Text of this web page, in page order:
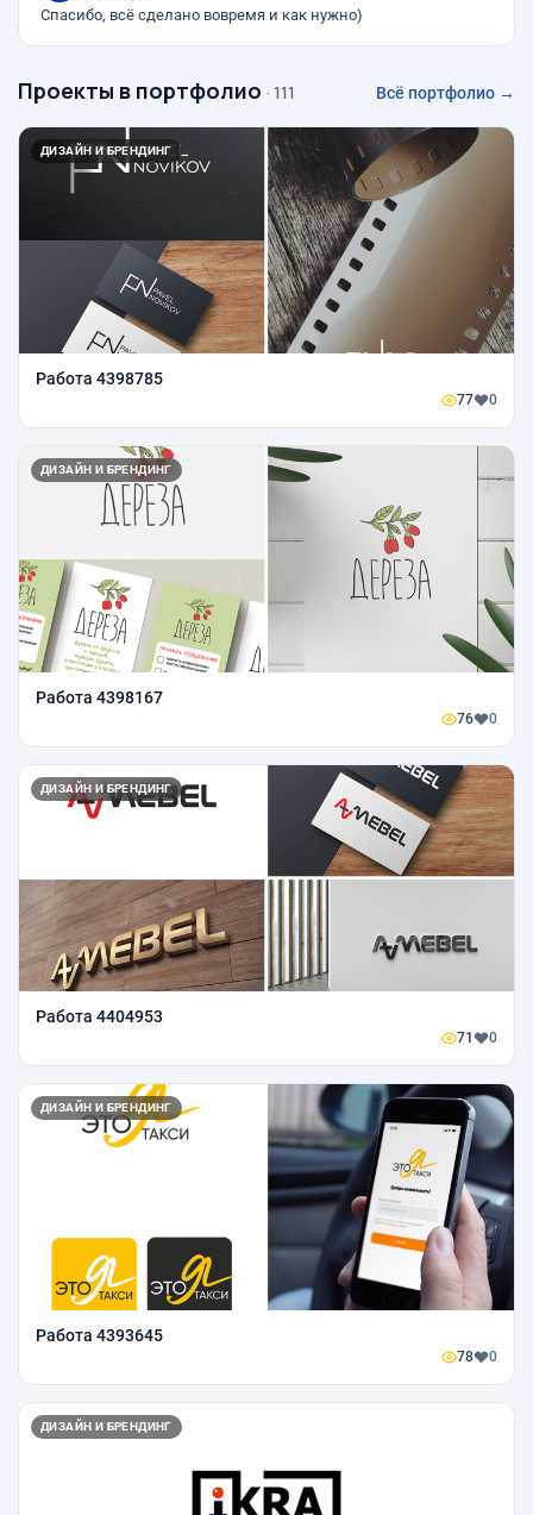
Спасибо, всё сделано вовремя и как нужно)
Проекты в портфолио · 111 Всё портфолио →
ДИЗАЙН И БРЕНДИНГ
Работа 4398785
77 0
ДИЗАЙН И БРЕНДИНГ
Работа 4398167
76 0
ДИЗАЙН И БРЕНДИНГ
Работа 4404953
71 0
ДИЗАЙН И БРЕНДИНГ
Работа 4393645
78 0
ДИЗАЙН И БРЕНДИНГ